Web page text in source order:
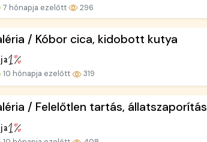
7 hónapja ezelőtt 296
/ Kóbor cica, kidobott kutya
10 hónapja ezelőtt 319
/ Felelőtlen tartás, állatszaporítás